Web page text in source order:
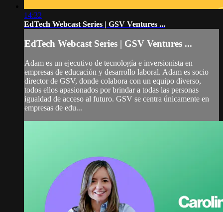
14:32
EdTech Webcast Series | GSV Ventures ...
EdTech Webcast Series | GSV Ventures ...
Adam es un ejecutivo de tecnología e inversionista en
empresas de educación y desarrollo laboral. Adam es socio
director de GSV, donde colabora con un equipo diverso,
todos ellos apasionados por brindar a todas las personas
igualdad de acceso al futuro. GSV se centra únicamente en
empresas de edu...